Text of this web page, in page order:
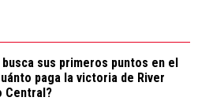
sus primeros puntos en el
paga la victoria de River
Central?